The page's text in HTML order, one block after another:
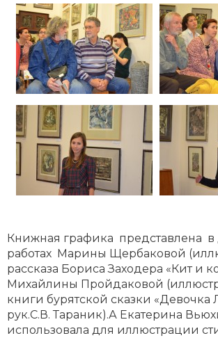
Книжная графика представлена
работах Марины Щербаковой
рассказа Бориса Заходера «Кит и
Михайлины Пройдаковой
книги бурятской сказки «Девочка
рук.С.В. Тараник).А Екатерина
использовала для иллюстрации